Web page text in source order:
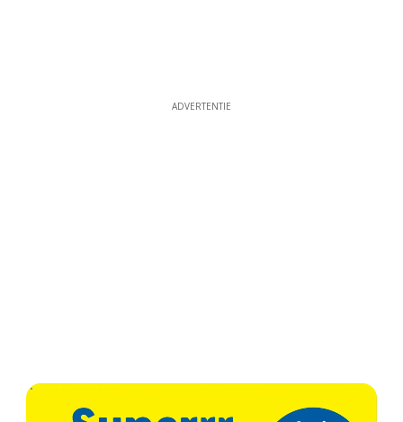
ADVERTENTIE